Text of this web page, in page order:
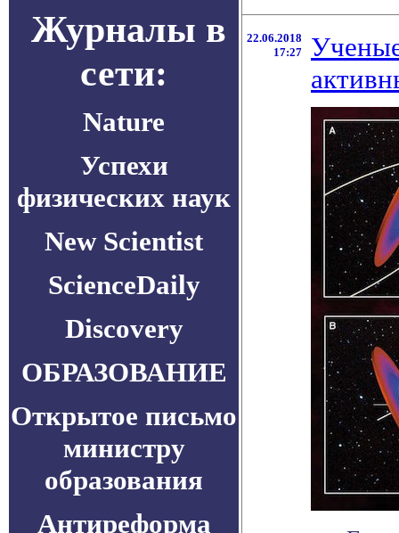
Журналы в
сети:
Nature
Успехи
физических наук
New Scientist
ScienceDaily
Discovery
ОБРАЗОВАНИЕ
Открытое письмо
министру
образования
Антиреформа
22.06.2018
17:27